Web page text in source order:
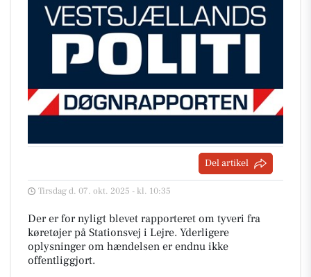
Del artikel
Tirsdag d. 07. okt. 2025 - kl. 10:35
Der er for nyligt blevet rapporteret om tyveri fra
køretøjer på Stationsvej i Lejre. Yderligere
oplysninger om hændelsen er endnu ikke
offentliggjort.